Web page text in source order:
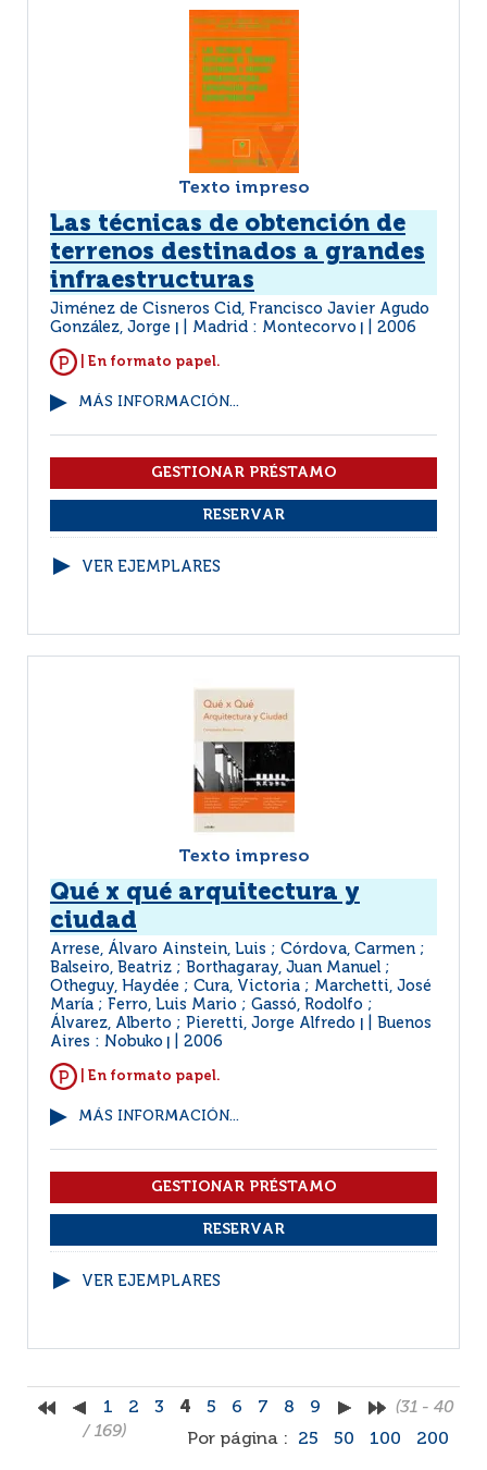
Texto impreso
Las técnicas de obtención de
terrenos destinados a grandes
infraestructuras
Jiménez de Cisneros Cid, Francisco Javier Agudo
González, Jorge
Madrid : Montecorvo 2006
| En formato papel.
MÁS INFORMACIÓN...
VER EJEMPLARES
Texto impreso
Qué x qué arquitectura y
ciudad
Arrese, Álvaro Ainstein, Luis ; Córdova, Carmen ;
Balseiro, Beatriz ; Borthagaray, Juan Manuel ;
Otheguy, Haydée ; Cura, Victoria ; Marchetti, José
María ; Ferro, Luis Mario ; Gassó, Rodolfo ;
Álvarez, Alberto ; Pieretti, Jorge Alfredo
Buenos
Aires : Nobuko
2006
| En formato papel.
MÁS INFORMACIÓN...
VER EJEMPLARES
1 2 3 4 5 6 7 8 9
(31 - 40
/ 169)
Por página : 25 50 100 200